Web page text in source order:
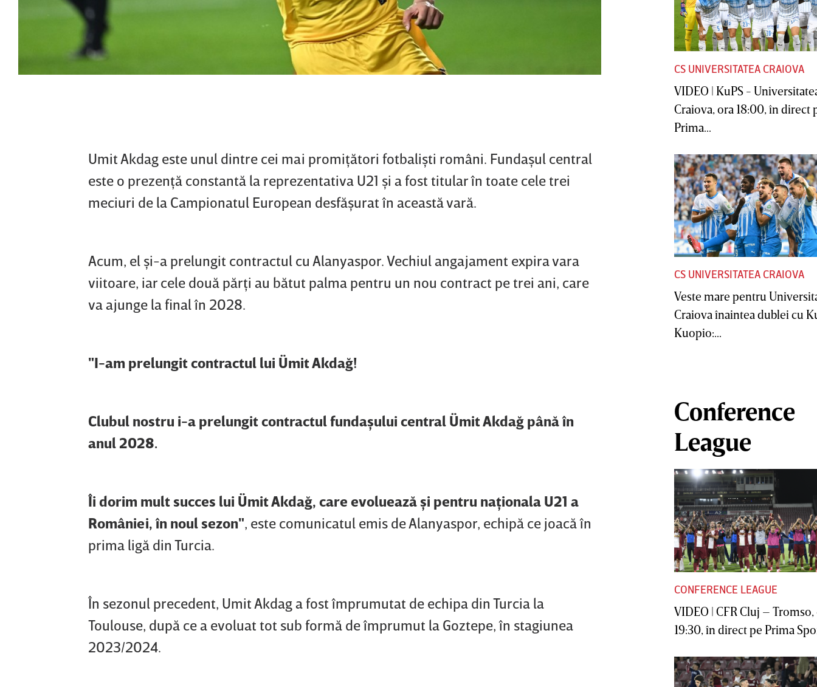
Umit Akdag este unul dintre cei mai promiţători fotbalişti români. Fundaşul central
este o prezenţă constantă la reprezentativa U21 şi a fost titular în toate cele trei
meciuri de la Campionatul European desfăşurat în această vară.
Acum, el şi-a prelungit contractul cu Alanyaspor. Vechiul angajament expira vara
viitoare, iar cele două părţi au bătut palma pentru un nou contract pe trei ani, care
va ajunge la final în 2028.
"I-am prelungit contractul lui Ümit Akdağ!
Clubul nostru i-a prelungit contractul fundaşului central Ümit Akdağ până în
anul 2028.
Îi dorim mult succes lui Ümit Akdağ, care evoluează şi pentru naţionala U21 a
României, în noul sezon", este comunicatul emis de Alanyaspor, echipă ce joacă în
prima ligă din Turcia.
În sezonul precedent, Umit Akdag a fost împrumutat de echipa din Turcia la
Toulouse, după ce a evoluat tot sub formă de împrumut la Goztepe, în stagiunea
2023/2024.
CS UNIVERSITATEA CRAIOVA
VIDEO | KuPS -
Craiova, ora 18:00, în direct
Prima...
CS UNIVERSITATEA CRAIOVA
Veste mare pentru
Craiova înaintea dublei cu
Kuopio:...
Conference
League
CONFERENCE LEAGUE
VIDEO | CFR Cluj – Tromso,
19:30, în direct pe Prima